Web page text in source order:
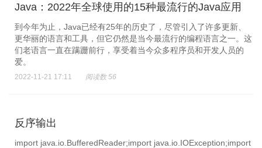
Java：2022年全球使用的15种最流行的Java应用
到今年为止，Java已经有25年的历史了，尽管引入了许多更新、
更华丽的语言和工具，但它仍然是当今最流行的编程语言之一。这
们老语言一直在蹒跚前行，享受着当今众多程序员和开发人员的
爱。
2022-11-21 17:11 阅读数 56
反序输出
import java.io.BufferedReader;import java.io.IOException;import